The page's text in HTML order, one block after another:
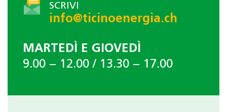
SCRIVI
info@ticinoenergia.ch
MARTEDÌ E GIOVEDÌ
9.00 − 12.00 / 13.30 − 17.00